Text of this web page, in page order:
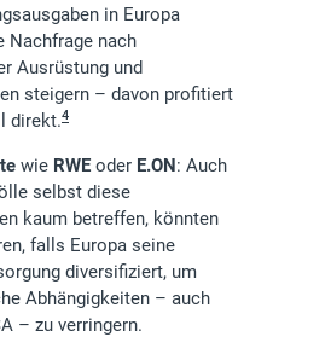
in Europa
Nachfrage nach
Ausrüstung und
steigern – davon profitiert
direkt.4
wie RWE oder E.ON: Auch
selbst diese
kaum betreffen, könnten
falls Europa seine
diversifiziert, um
Abhängigkeiten – auch
– zu verringern.